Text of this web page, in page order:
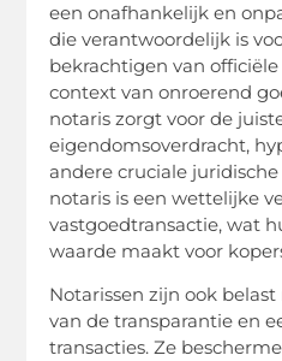
een onafhankelijk en
die verantwoordelijk is
bekrachtigen van
context van onroerend
notaris zorgt voor de
eigendomsoverdracht,
andere cruciale
notaris is een wettelijke
vastgoedtransactie, wat
waarde maakt voor
Notarissen zijn ook
van de transparantie en
transacties. Ze